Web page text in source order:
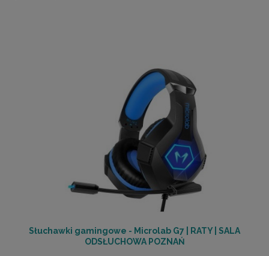
Słuchawki gamingowe - Microlab G7 | RATY | SALA
ODSŁUCHOWA POZNAŃ